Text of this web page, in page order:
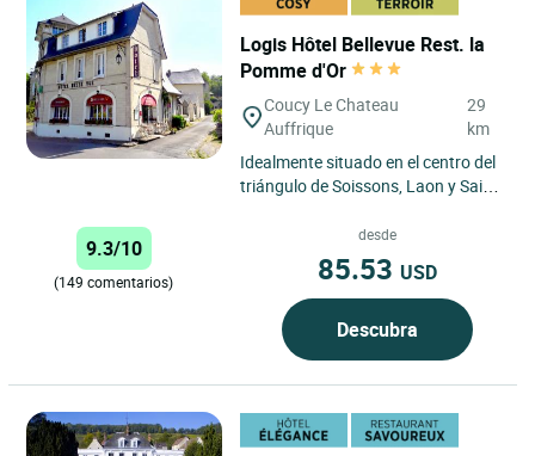
Logis Hôtel Bellevue Rest. la
Pomme d'Or
Coucy Le Chateau
Auffrique
29
km
Idealmente situado en el centro del
triángulo de Soissons, Laon y Saint-
un remanso de...
9.3/10
(149 comentarios)
desde
85.53 USD
Descubra